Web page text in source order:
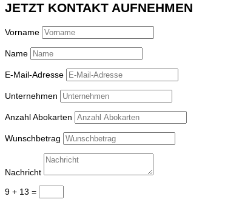
JETZT KONTAKT AUFNEHMEN
Vorname
Name
E-Mail-Adresse
Unternehmen
Anzahl Abokarten
Wunschbetrag
Nachricht
9 + 13 =